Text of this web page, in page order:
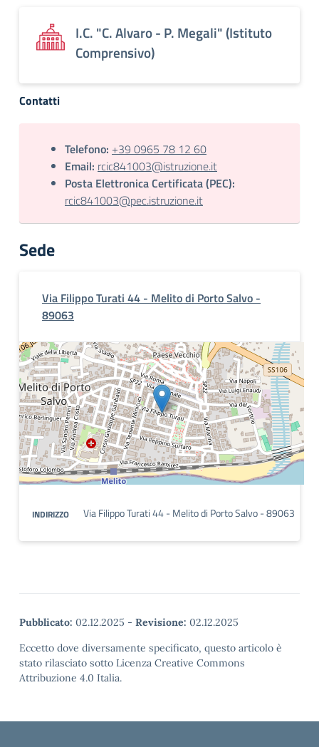
I.C. "C. Alvaro - P. Megali" (Istituto
Comprensivo)
Contatti
Telefono: +39 0965 78 12 60
Email: rcic841003@istruzione.it
Posta Elettronica Certificata (PEC):
rcic841003@pec.istruzione.it
Sede
Via Filippo Turati 44 - Melito di Porto Salvo -
89063
INDIRIZZO Via Filippo Turati 44 - Melito di Porto Salvo - 89063
Pubblicato: 02.12.2025 - Revisione: 02.12.2025
Eccetto dove diversamente specificato, questo articolo è
stato rilasciato sotto Licenza Creative Commons
Attribuzione 4.0 Italia.